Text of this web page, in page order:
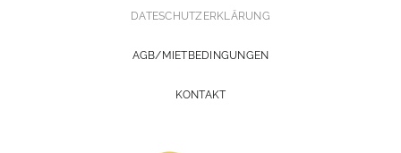
DATESCHUTZERKLÄRUNG
AGB/MIETBEDINGUNGEN
KONTAKT